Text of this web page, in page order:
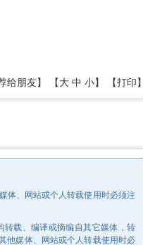
给朋友】 【 大 中 小】 【打印 】
体、网站或个人转载使用时必须注
转载、编译或摘编自其它媒体，转
他媒体、网站或个人转载使用时必